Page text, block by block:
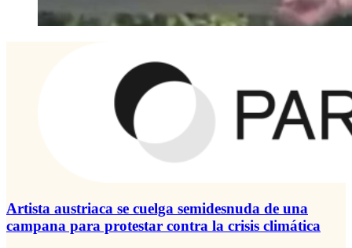
Artista austriaca se cuelga semidesnuda de una
campana para protestar contra la crisis climática